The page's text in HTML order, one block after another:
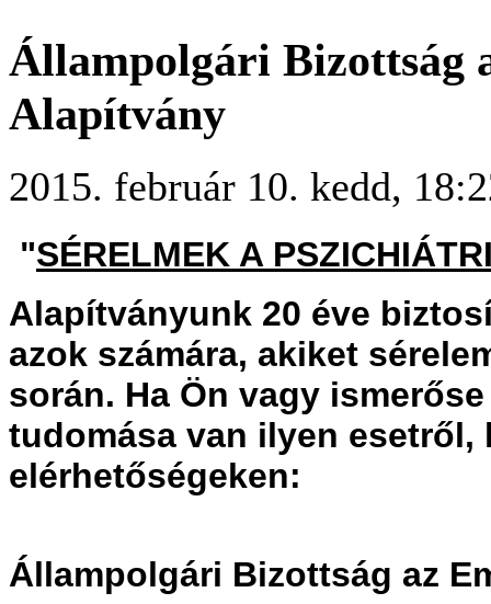
Állampolgári Bizottság
Alapítvány
2015. február 10. kedd,
"SÉRELMEK A
Alapítványunk 20 éve
azok számára, akiket
során. Ha Ön vagy
tudomása van ilyen esetről,
elérhetőségeken:
Állampolgári Bizottság az